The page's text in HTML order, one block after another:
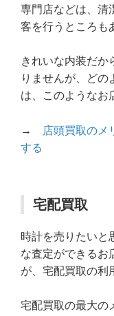
専門店などは、清
客を行うところも
きれいな内装だか
りませんが、どの
は、このようなお
→
店頭買取のメ
する
宅配買取
時計を売りたいと
な査定ができるお
が、宅配買取の利
宅配買取の最大の